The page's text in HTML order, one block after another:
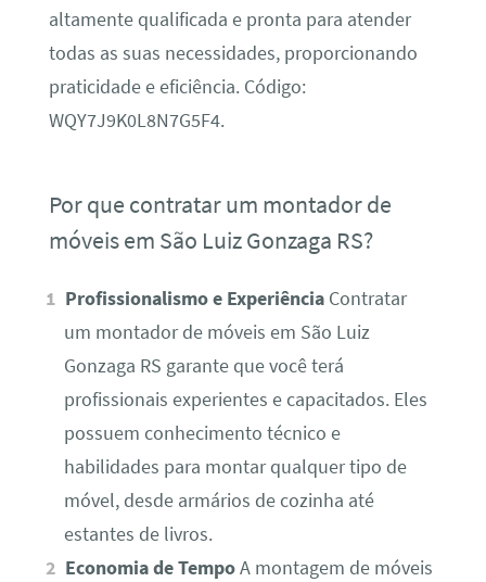
altamente qualificada e pronta para atender
todas as suas necessidades, proporcionando
praticidade e eficiência. Código:
WQY7J9K0L8N7G5F4.
Por que contratar um montador de
móveis em São Luiz Gonzaga RS?
Profissionalismo e Experiência Contratar
um montador de móveis em São Luiz
Gonzaga RS garante que você terá
profissionais experientes e capacitados. Eles
possuem conhecimento técnico e
habilidades para montar qualquer tipo de
móvel, desde armários de cozinha até
estantes de livros.
Economia de TempoA montagem de móveis